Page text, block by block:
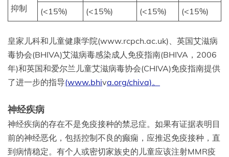
抑制
(<15%)
(<15%) (<15%) (<15%)
皇家儿科和儿童健康学院(www.rcpch.ac.uk)、英国艾滋病
毒协会(BHIVA)艾滋病毒感染成人免疫指南(BHIVA，2006
年)和英国和爱尔兰儿童艾滋病毒协会(CHIVA)免疫指南提供
了进一步的指导(www.bhiva.org/chiva)。
神经疾病
神经疾病的存在不是免疫接种的禁忌症。如果有证据表明目
前的神经恶化，包括控制不良的癫痫，应推迟免疫接种，直
到病情稳定。有个人或密切家族史的儿童应该注射MMR疫